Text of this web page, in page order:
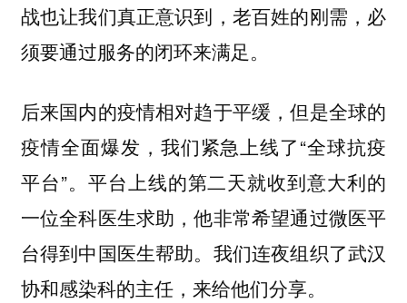
战也让我们真正意识到，老百姓的刚需，必
须要通过服务的闭环来满足。
后来国内的疫情相对趋于平缓，但是全球的
疫情全面爆发，我们紧急上线了“全球抗疫
平台”。平台上线的第二天就收到意大利的
一位全科医生求助，他非常希望通过微医平
台得到中国医生帮助。我们连夜组织了武汉
协和感染科的主任，来给他们分享。